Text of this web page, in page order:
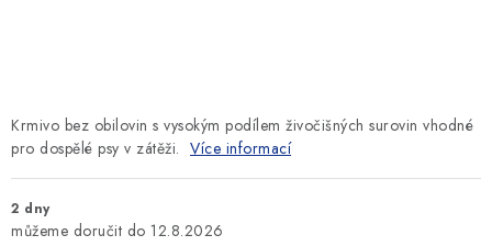
Podmínky ochrany osobních údajů
Krmivo bez obilovin s vysokým podílem živočišných surovin vhodné
pro dospělé psy v zátěži. Více informací
2 dny
12.8.2026